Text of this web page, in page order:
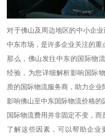
对于佛山及周边地区的中小企
中东市场，是许多企业关注的重
那么，佛山发往中东的国际物
经验，为您详细解析影响国际
质的国际物流服务商，助力企业
影响佛山至中东国际物流价格的
国际物流费用并非固定不变，而
了解这些因素，可以帮助企